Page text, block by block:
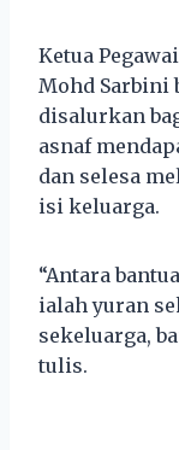
Ketua
Mohd Sarbini
disalurkan
asnaf
dan selesa
isi keluarga.
“Antara
ialah yuran
sekeluarga,
tulis.